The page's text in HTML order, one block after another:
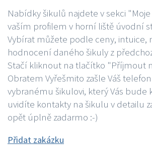
Nabídky šikulů najdete v sekci
vaším profilem v horní liště úvodní
Vybírat můžete podle ceny, intuice,
hodnocení daného šikuly z
Stačí kliknout na tlačítko "Příjmout
Obratem Vyřešmito zašle Váš
vybranému šikulovi, který Vás bude
uvidíte kontakty na šikulu v detailu
opět úplně zadarmo :-)
Přidat zakázku